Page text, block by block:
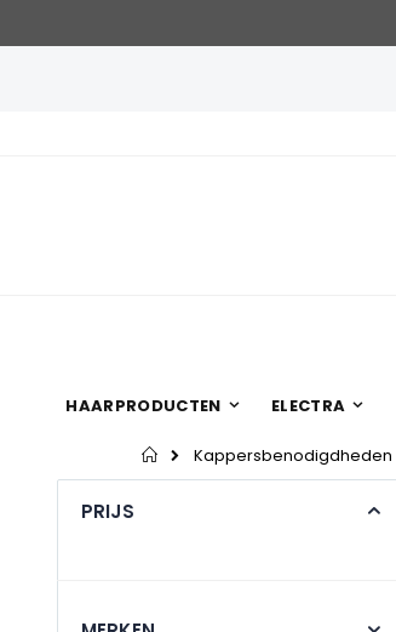
HAARPRODUCTEN ELECTRA
Home
Kappersbenodigdheden
PRIJS